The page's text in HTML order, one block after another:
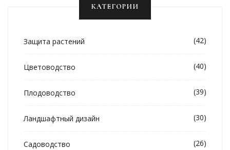
КАТЕГОРИИ
Защита растений (42)
Цветоводство (40)
Плодоводство (39)
Ландшафтный дизайн (30)
Садоводство (26)